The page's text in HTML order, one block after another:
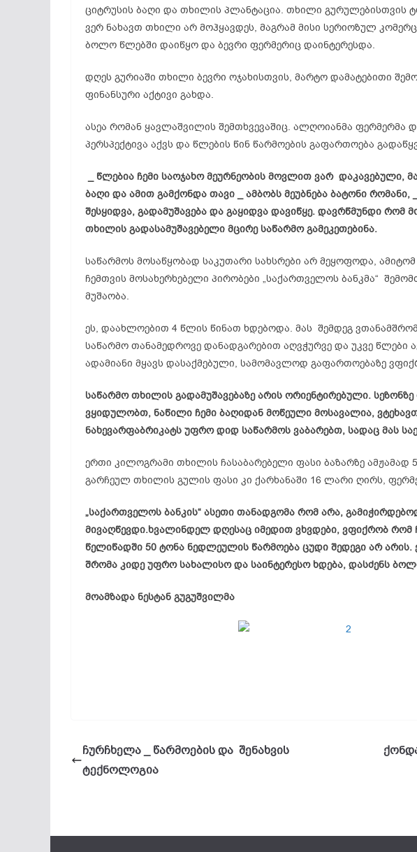
ციტრუსის ბაღი და თხილის პლანტაცია. თხილი გურულებისთვის
ვერ ნახავთ თხილი არ მოჰყავდეს, მაგრამ მისი სერიოზულ
ბოლო წლებში დაიწყო და ბევრი ფერმერიც დაინტერესდა.
დღეს გურიაში თხილი ბევრი ოჯახისთვის, მარტო დამატებითი
ფინანსური აქტივი გახდა.
ასეა რომან ყავლაშვილის შემთხვევაშიც. ალღოიანმა ფერმერმა
პერსპექტივა აქვს და წლების წინ წარმოების გაფართოება
_ წლებია ჩემი საოჯახო მეურნეობის მოვლით ვარ დაკავებული,
ბაღი და ამით გამქონდა თავი _ ამბობს მეუბნება ბატონი
შესყიდვა, გადამუშავება და გაყიდვა დავიწყე. დავრწმუნდი რომ
თხილის გადასამუშავებელი მცირე საწარმო გამეკეთებინა.
საწარმოს მოსაწყობად საკუთარი სახსრები არ მეყოფოდა,
ჩემთვის მოსახერხებელი პირობები „საქართველოს ბანკმა“
მუშაობა.
ეს, დაახლოებით 4 წლის წინათ ხდებოდა. მას შემდეგ
საწარმო თანამედროვე დანადგარებით აღვჭურვე და უკვე წლები
ადამიანი მყავს დასაქმებული, სამომავლოდ გაფართოებაზე
საწარმო თხილის გადამუშავებაზე არის ორიენტირებული.
ვყიდულობთ, ნაწილი ჩემი ბაღიდან მოწეული მოსავალია,
ნახევარფაბრიკატს უფრო დიდ საწარმოს ვაბარებთ, სადაც მას
ერთი კილოგრამი თხილის ჩასაბარებელი ფასი ბაზარზე ამჟამად
გარჩეულ თხილის გულის ფასი კი ქარხანაში 16 ლარი ღირს,
„საქართველოს ბანკის“ ასეთი თანადგომა რომ არა,
მივაღწევდი.ხვალინდელ დღესაც იმედით ვხვდები, ვფიქრობ რომ
წელიწადში 50 ტონა ნედლეულის წარმოება ცუდი შედეგი არ არის.
შრომა კიდე უფრო სახალისო და საინტერესო ხდება, დასძენს
მოამზადა ნესტან გუგუშვილმა
ჩურჩხელა _ წარმოების და შენახვის
ტექნოლოგია